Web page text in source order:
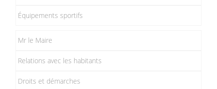
Équipements sportifs
Mr le Maire
Relations avec les habitants
Droits et démarches